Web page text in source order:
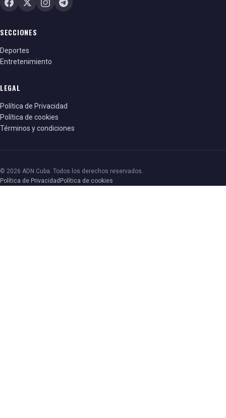
SECCIONES
Deportes
Entretenimiento
LEGAL
Política de Privacidad
Política de cookies
Términos y condiciones
© 2026 ADN Cuba. Todos los derechos reservados.
Política de Privacidad Política de cookies